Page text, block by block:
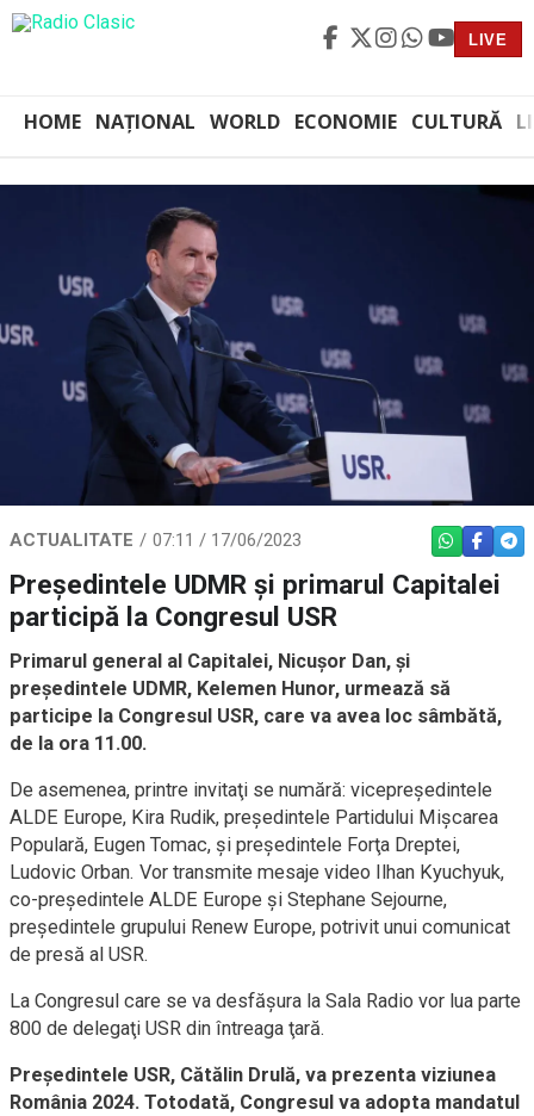
LIVE
HOME NAȚIONAL WORLD ECONOMIE CULTURĂ
ACTUALITATE 07:11 / 17/06/2023 WHATSAPP
Președintele UDMR și primarul Capitalei
participă la Congresul USR
Primarul general al Capitalei, Nicuşor Dan, şi
preşedintele UDMR, Kelemen Hunor, urmează să
participe la Congresul USR, care va avea loc sâmbătă,
de la ora 11.00.
De asemenea, printre invitaţi se numără: vicepreşedintele
ALDE Europe, Kira Rudik, preşedintele Partidului Mişcarea
Populară, Eugen Tomac, şi preşedintele Forţa Dreptei,
Ludovic Orban. Vor transmite mesaje video Ilhan Kyuchyuk,
co-preşedintele ALDE Europe şi Stephane Sejourne,
preşedintele grupului Renew Europe, potrivit unui comunicat
de presă al USR.
La Congresul care se va desfăşura la Sala Radio vor lua parte
800 de delegaţi USR din întreaga ţară.
Preşedintele USR, Cătălin Drulă, va prezenta viziunea
România 2024. Totodată, Congresul va adopta mandatul